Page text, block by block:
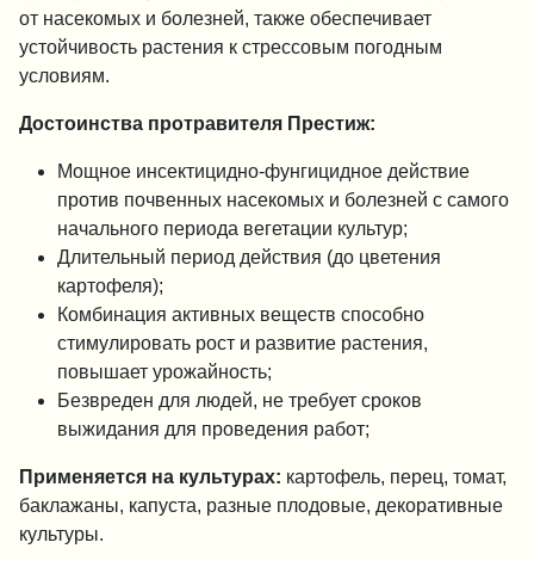
от насекомых и болезней, также обеспечивает
устойчивость растения к стрессовым погодным
условиям.
Достоинства протравителя Престиж:
Мощное инсектицидно-фунгицидное действие
против почвенных насекомых и болезней с самого
начального периода вегетации культур;
Длительный период действия (до цветения
картофеля);
Комбинация активных веществ способно
стимулировать рост и развитие растения,
повышает урожайность;
Безвреден для людей, не требует сроков
выжидания для проведения работ;
Применяется на культурах: картофель, перец, томат,
баклажаны, капуста, разные плодовые, декоративные
культуры.